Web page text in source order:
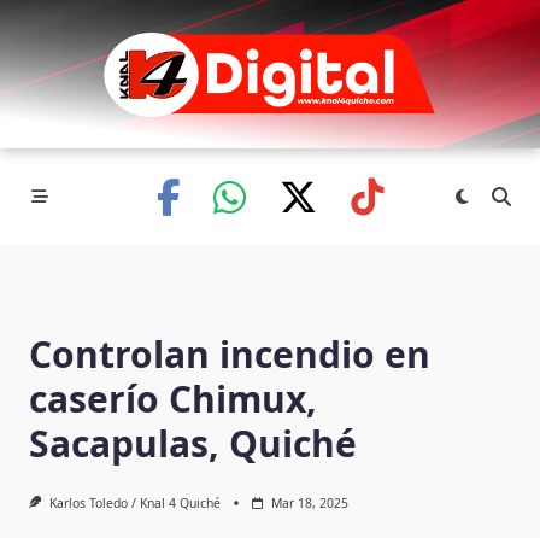
Skip
content
Controlan incendio en
caserío Chimux,
Sacapulas, Quiché
Karlos Toledo / Knal 4 Quiché Mar 18, 2025